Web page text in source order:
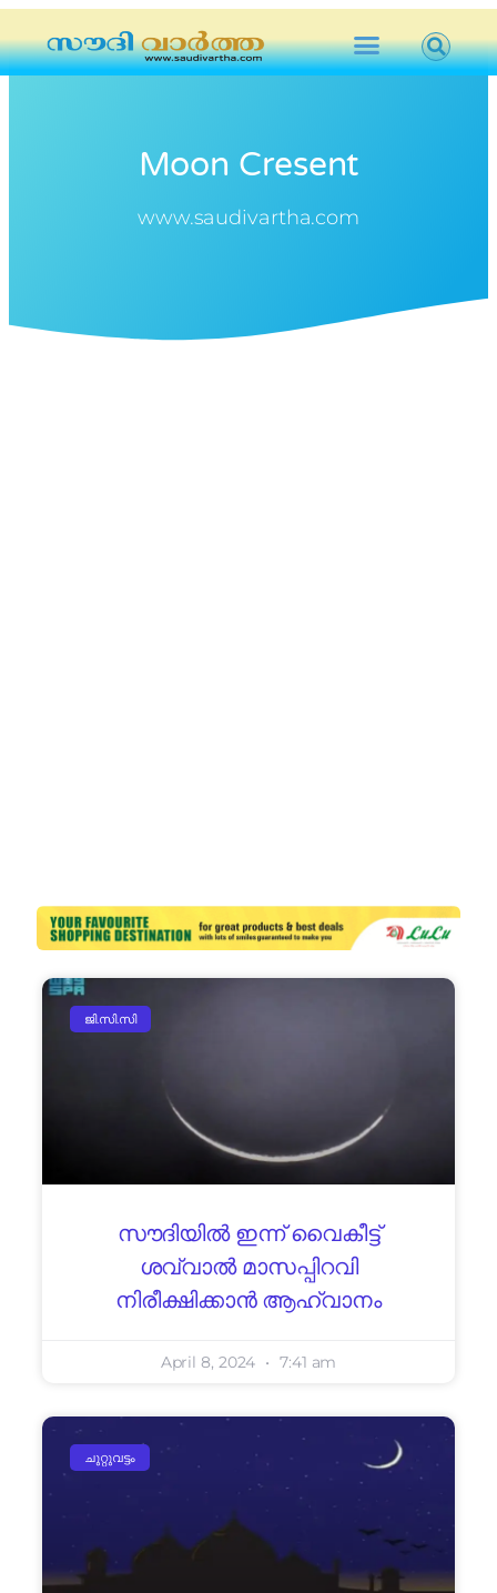
Moon Cresent
www.saudivartha.com
ജി.സി.സി
സൗദിയില്‍ ഇന്ന് വൈകീട്ട്
ശവ്വാല്‍ മാസപ്പിറവി
നിരീക്ഷിക്കാന്‍ ആഹ്വാനം
April 8, 2024 7:41 am
ചുറ്റുവട്ടം